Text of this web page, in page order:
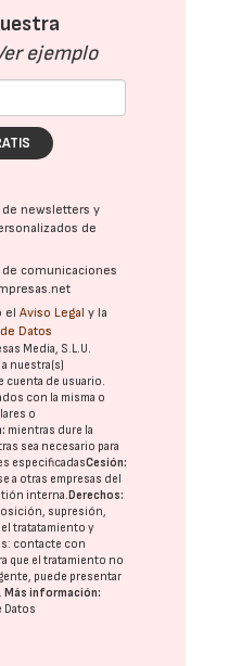
ejemplo
newsletters y
de
comunicaciones
elAviso Legal y la
Datos
Media, S.L.U.
nuestra(s)
cuenta de usuario.
con la misma o
o
mientras dure la
sea necesario para
especificadasCesión:
a otras empresas del
interna.Derechos:
supresión,
tratatamiento y
contacte con
que el tratamiento no
puede presentar
.Más información:
Datos